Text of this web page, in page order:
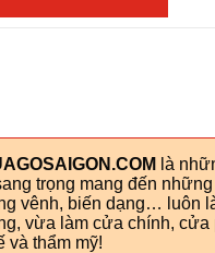
là
trọng mang đến
vênh, biến dạng… luôn
vừa làm cửa chính,
và thẩm mỹ!